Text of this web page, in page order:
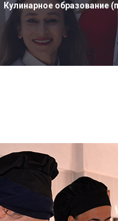
Кулинарное образование